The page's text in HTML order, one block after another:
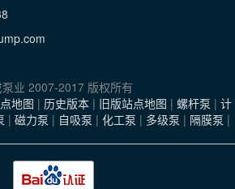
泵业 2007-2017 版权所有
地图 | 历史版本 | 旧版站点地图 | 螺杆泵 | 计
| 磁力泵 | 自吸泵 | 化工泵 | 多级泵 | 隔膜泵 |